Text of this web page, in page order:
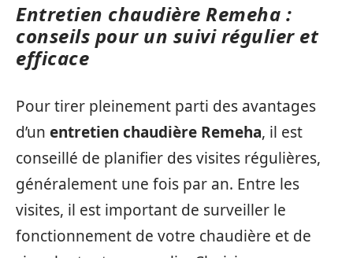
Entretien chaudière Remeha :
conseils pour un suivi régulier et
efficace
Pour tirer pleinement parti des avantages
d’un entretien chaudière Remeha, il est
conseillé de planifier des visites régulières,
généralement une fois par an. Entre les
visites, il est important de surveiller le
fonctionnement de votre chaudière et de